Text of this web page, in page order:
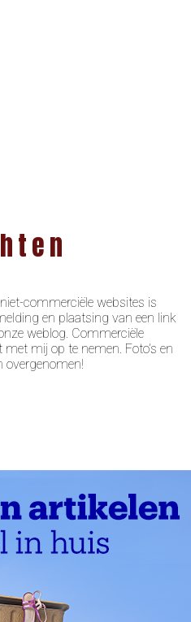
commerciële websites is
en plaatsing van een link
weblog. Commerciële
mij op te nemen. Foto’s en